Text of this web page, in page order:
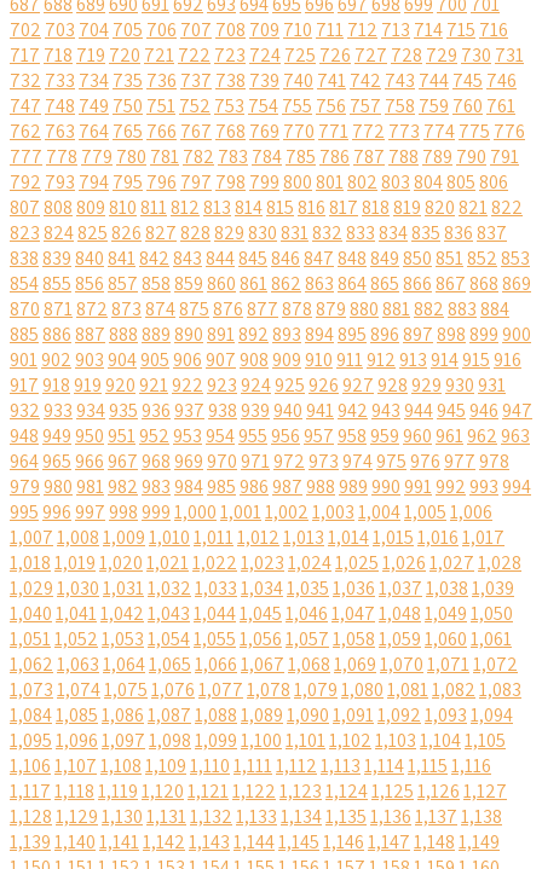
702 703 704705 706 707 708 709 710 711712 713 714715 716
717 718 719 720 721722 723 724725 726 727 728 729 730 731
732 733 734735 736 737 738 739 740 741742 743 744745 746
747 748 749 750 751752 753 754755 756 757 758 759 760 761
762 763 764765 766 767 768 769 770 771772 773 774775 776
777 778 779 780 781782 783 784785 786 787 788 789 790 791
792 793 794795 796 797 798 799800801802803804805806
807808809810811812813814815816817818819820821822
823824825826827828829830831832833834835836837
838839840841842843844845846847848849850851852853
854855856857858859860861862863864865866867868869
870871872873874875876877878879880881882883884
885886887888889890891892893894895896897898899900
901902903904905906907908909910911912913914915916
917918919920921922923924925926927928929930931
932933934935936937938939940941942943944945946947
948949950951952953954955956957958959960961962963
964965966967968969970971972973974975976977978
979980981982983984985986987988989990991992993994
9959969979989991,0001,0011,0021,0031,0041,0051,006
1,0071,0081,0091,0101,0111,0121,0131,0141,0151,0161,017
1,0181,0191,0201,0211,0221,0231,0241,0251,0261,0271,028
1,0291,0301,0311,0321,0331,0341,0351,0361,0371,0381,039
1,0401,0411,0421,0431,0441,0451,0461,0471,0481,0491,050
1,0511,0521,0531,0541,0551,0561,0571,0581,0591,0601,061
1,0621,0631,0641,0651,0661,0671,0681,0691,0701,0711,072
1,0731,0741,0751,0761,0771,0781,0791,0801,0811,0821,083
1,0841,0851,0861,0871,0881,0891,0901,0911,0921,0931,094
1,0951,0961,0971,0981,0991,1001,1011,1021,1031,1041,105
1,1061,1071,1081,1091,1101,1111,1121,1131,1141,1151,116
1,1171,1181,1191,1201,1211,1221,1231,1241,1251,1261,127
1,1281,1291,1301,1311,1321,1331,1341,1351,1361,1371,138
1,1391,1401,1411,1421,1431,1441,1451,1461,1471,1481,149